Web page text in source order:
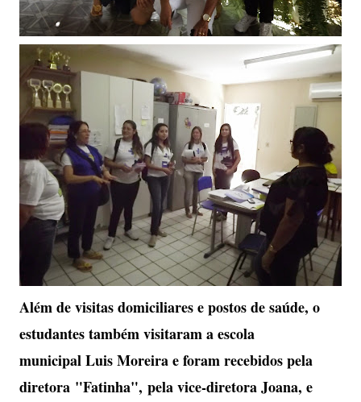
Além de visitas domiciliares e postos de saúde, o
estudantes também visitaram a escola
municipal Luis Moreira e foram recebidos pela
diretora "Fatinha", pela vice-diretora Joana, e